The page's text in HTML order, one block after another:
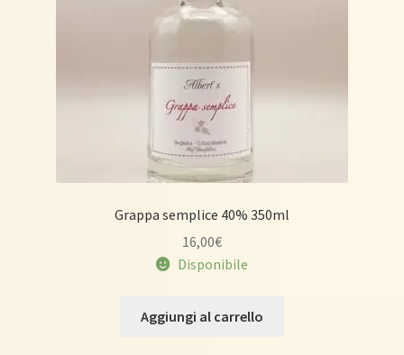
Grappa semplice 40% 350ml
16,00€
Disponibile
Aggiungi al carrello